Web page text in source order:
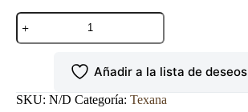
TEXANA
CR
FORRADA
CAFE
Añadir a la lista de deseos
SKU: N/D Categoría: Texana